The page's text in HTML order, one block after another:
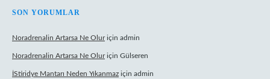
SON YORUMLAR
Noradrenalin Artarsa Ne Oluriçin admin
Noradrenalin Artarsa Ne Oluriçin Gülseren
İStiridye Mantarı Neden Yıkanmaz için admin